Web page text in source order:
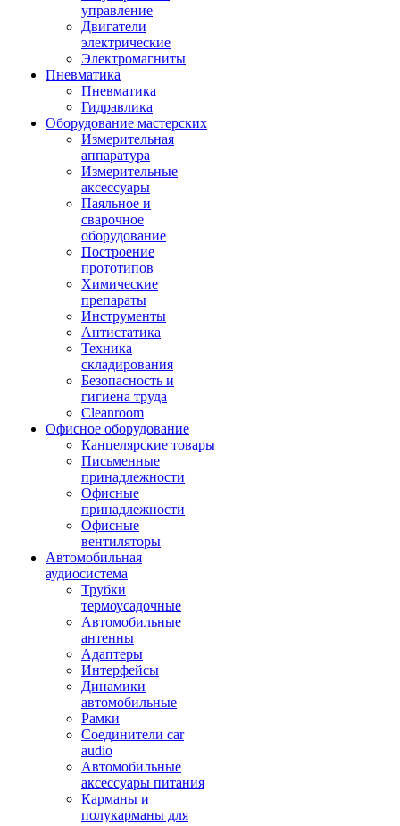
управление
Двигатели
электрические
Электромагниты
Пневматика
Пневматика
Гидравлика
Оборудование мастерских
Измерительная
аппаратура
Измерительные
аксессуары
Паяльное и
сварочное
оборудование
Построение
прототипов
Химические
препараты
Инструменты
Aнтистатика
Техника
складирования
Безопасность и
гигиена труда
Cleanroom
Офисное оборудование
Канцелярские товары
Письменные
принадлежности
Офисные
принадлежности
Офисные
вентиляторы
Автомобильная
аудиосистема
Трубки
термоусадочные
Автомобильные
антенны
Адаптеры
Интерфейсы
Динамики
автомобильные
Рамки
Соединители car
audio
Автомобильные
аксессуары питания
Карманы и
полукарманы для